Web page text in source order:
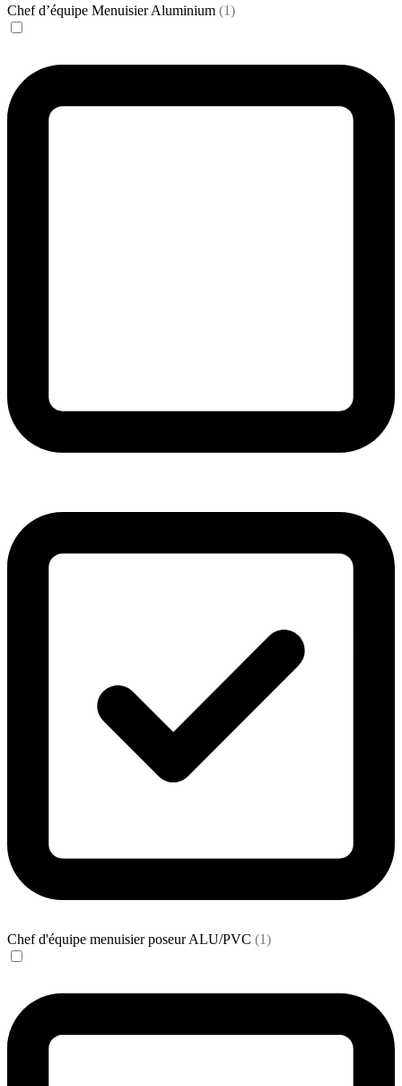
Chef d’équipe Menuisier Aluminium (1)
Chef d'équipe menuisier poseur ALU/PVC (1)